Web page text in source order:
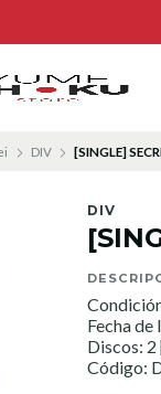
DIV [SINGLE]
DIV
Fecha
Discos:
Código: